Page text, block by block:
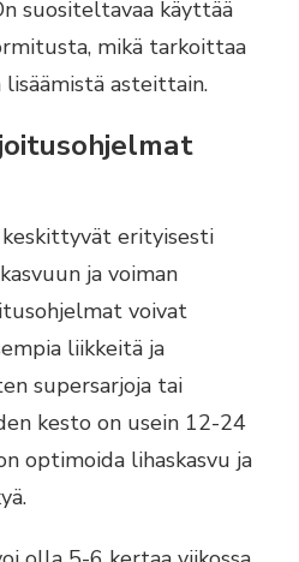
suositeltavaa käyttää
mikä tarkoittaa
asteittain.
erityisesti
ja voiman
voivat
liikkeitä ja
supersarjoja tai
kesto on usein 12-24
optimoida lihaskasvu ja